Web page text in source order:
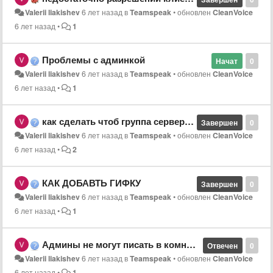
Valerii liakishev6 лет назадвTeamspeak•обновленCleanVoice
6 лет назад• 1
0
Начат
Проблемы с админкой
Valerii liakishev6 лет назадвTeamspeak•обновленCleanVoice
6 лет назад• 1
0
Завершен
как сделать чтоб группа сервера назначалась через время сама в тим спик
Valerii liakishev6 лет назадвTeamspeak•обновленCleanVoice
6 лет назад• 2
0
Завершен
КАК ДОБАВТЬ ГИФКУ
Valerii liakishev6 лет назадвTeamspeak•обновленCleanVoice
6 лет назад• 1
0
Отвечен
Админы не могут писать в комнатах
Valerii liakishev6 лет назадвTeamspeak•обновленCleanVoice